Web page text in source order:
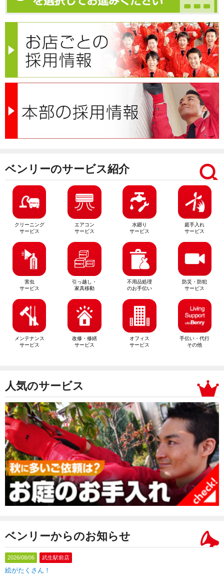
ベンリーのサービス紹介
クリーニング
サービス
エアコン
サービス
水廻り
サービス
庭手入れ
サービス
害虫
サービス
引っ越し・
家具移動
不用品処理
のお手伝い
防災・防犯
サービス
メンテナンス
サービス
改修・修繕
サービス
オフィス
サービス
手伝い・代行
その他
人気のサービス
ベンリーからのお知らせ
2026/08/06 武生駅前店
絵がたくさん！